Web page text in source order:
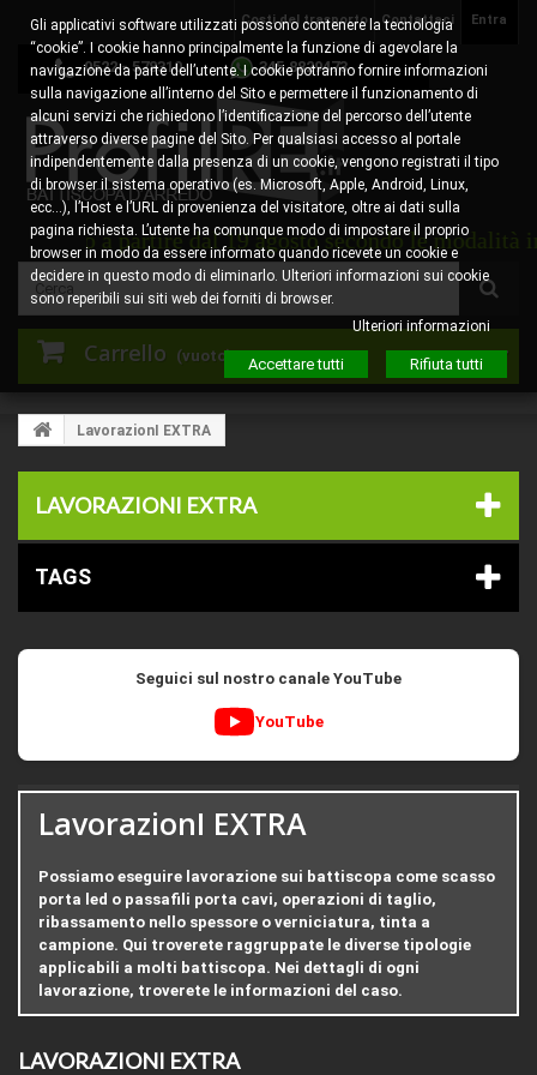
Entra
Contattaci
Costi del trasporto
0522 - 578310 345.8829473
Carrello (vuoto)
partire dal 19 agosto secondo le modalità
LavorazionI EXTRA
LAVORAZIONI EXTRA
TAGS
Seguici sul nostro canale YouTube
YouTube
LavorazionI EXTRA
Possiamo eseguire lavorazione sui battiscopa come scasso
porta led o passafili porta cavi, operazioni di taglio,
ribassamento nello spessore o verniciatura, tinta a
campione. Qui troverete raggruppate le diverse tipologie
applicabili a molti battiscopa. Nei dettagli di ogni
lavorazione, troverete le informazioni del caso.
LAVORAZIONI EXTRA
Gli applicativi software utilizzati possono contenere la tecnologia
“cookie”. I cookie hanno principalmente la funzione di agevolare la
navigazione da parte dell’utente. I cookie potranno fornire informazioni
sulla navigazione all’interno del Sito e permettere il funzionamento di
alcuni servizi che richiedono l’identificazione del percorso dell’utente
attraverso diverse pagine del Sito. Per qualsiasi accesso al portale
indipendentemente dalla presenza di un cookie, vengono registrati il tipo
di browser il sistema operativo (es. Microsoft, Apple, Android, Linux,
ecc…), l’Host e l’URL di provenienza del visitatore, oltre ai dati sulla
pagina richiesta. L’utente ha comunque modo di impostare il proprio
browser in modo da essere informato quando ricevete un cookie e
decidere in questo modo di eliminarlo. Ulteriori informazioni sui cookie
sono reperibili sui siti web dei forniti di browser.
Ulteriori informazioni
Accettare tutti Rifiuta tutti